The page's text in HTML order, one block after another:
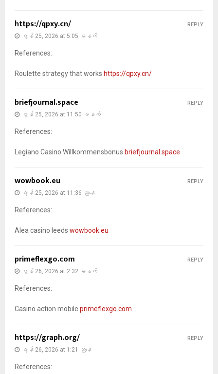
https://qpxy.cn/
ဇွန် 25, 2026 at 5:05 မနက်
References:
Roulette strategy that works https://qpxy.cn/
REPLY
briefjournal.space
ဇွန် 25, 2026 at 11:50 မနက်
References:
Legiano Casino Willkommensbonus briefjournal.space
REPLY
wowbook.eu
ဇွန် 25, 2026 at 11:36 ညနေ
References:
Alea casino leeds wowbook.eu
REPLY
primeflexgo.com
ဇွန် 26, 2026 at 2:32 မနက်
References:
Casino action mobile primeflexgo.com
REPLY
https://graph.org/
ဇွန် 26, 2026 at 1:21 ညနေ
References:
REPLY